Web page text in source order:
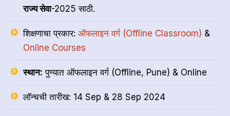
राज्य सेवा-2025 साठी.
शिक्षणाचा प्रकार: ऑफलाइन वर्ग (Offline Classroom) &
Online Courses
स्थान: पुण्यात ऑफलाइन वर्ग (Offline, Pune) & Online
लॉन्चची तारीख: 14 Sep & 28 Sep 2024